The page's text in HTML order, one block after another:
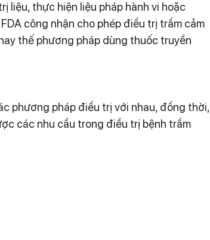
liệu, thực hiện liệu pháp hành vi hoặc
công nhận cho phép điều trị trầm cảm
thế phương pháp dùng thuốc truyền
phương pháp điều trị với nhau, đồng thời,
các nhu cầu trong điều trị bệnh trầm